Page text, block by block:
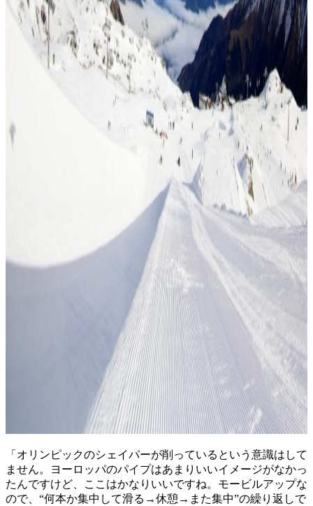
「オリンピックのシェイパーが削っているという意識はして
ません。ヨーロッパのパイプはあまりいいイメージがなかっ
たんですけど、ここはかなりいいですね。モービルアップな
ので、“何本か集中して滑る→休憩→また集中”の繰り返しで